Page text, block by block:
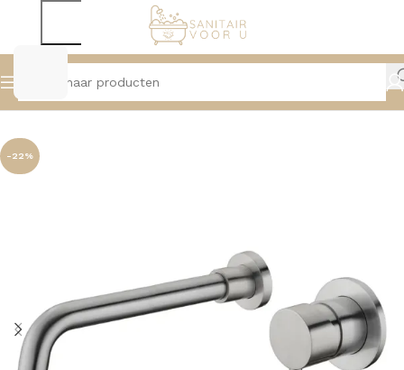
Home Kranen Wastafelkranen
-22%